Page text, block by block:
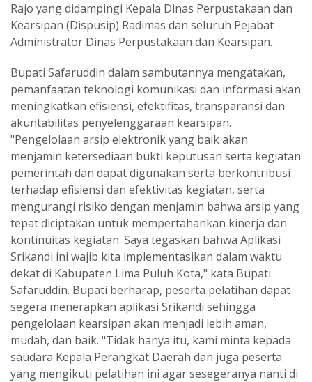
Rajo yang didampingi Kepala Dinas Perpustakaan dan
Kearsipan (Dispusip) Radimas dan seluruh Pejabat
Administrator Dinas Perpustakaan dan Kearsipan.
Bupati Safaruddin dalam sambutannya mengatakan,
pemanfaatan teknologi komunikasi dan informasi akan
meningkatkan efisiensi, efektifitas, transparansi dan
akuntabilitas penyelenggaraan kearsipan.
"Pengelolaan arsip elektronik yang baik akan
menjamin ketersediaan bukti keputusan serta kegiatan
pemerintah dan dapat digunakan serta berkontribusi
terhadap efisiensi dan efektivitas kegiatan, serta
mengurangi risiko dengan menjamin bahwa arsip yang
tepat diciptakan untuk mempertahankan kinerja dan
kontinuitas kegiatan. Saya tegaskan bahwa Aplikasi
Srikandi ini wajib kita implementasikan dalam waktu
dekat di Kabupaten Lima Puluh Kota," kata Bupati
Safaruddin. Bupati berharap, peserta pelatihan dapat
segera menerapkan aplikasi Srikandi sehingga
pengelolaan kearsipan akan menjadi lebih aman,
mudah, dan baik. "Tidak hanya itu, kami minta kepada
saudara Kepala Perangkat Daerah dan juga peserta
yang mengikuti pelatihan ini agar sesegeranya nanti di